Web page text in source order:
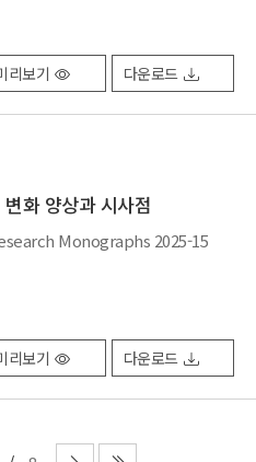
리보기 다운로드
화 양상과 시사점
Monographs 2025-15
리보기 다운로드